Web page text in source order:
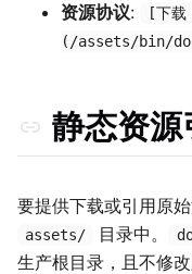
资源协议:
[下
(/assets/bin/
静态资源
要提供下载或引用原
assets/ 目录中。
生产根目录，且不修改